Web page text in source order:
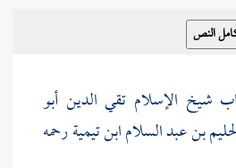
شيخ الإسلام تقي الدين أبو
بن عبد السلام ابن تيميةرحمه